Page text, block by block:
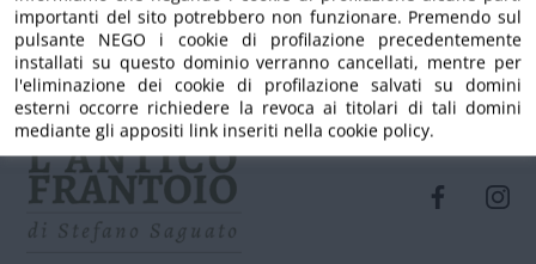
importanti del sito potrebbero non funzionare. Premendo sul
pulsante NEGO i cookie di profilazione precedentemente
installati su questo dominio verranno cancellati, mentre per
l'eliminazione dei cookie di profilazione salvati su domini
esterni occorre richiedere la revoca ai titolari di tali domini
mediante gli appositi link inseriti nella cookie policy.